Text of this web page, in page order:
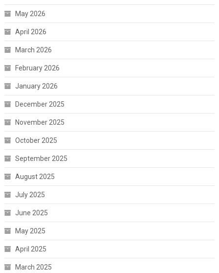
May 2026
April 2026
March 2026
February 2026
January 2026
December 2025
November 2025
October 2025
September 2025
August 2025
July 2025
June 2025
May 2025
April 2025
March 2025